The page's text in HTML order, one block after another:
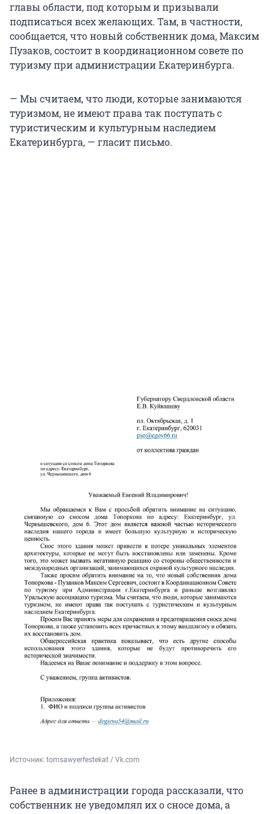
главы области, под которым и призывали
подписаться всех желающих. Там, в частности,
сообщается, что новый собственник дома, Максим
Пузаков, состоит в координационном совете по
туризму при администрации Екатеринбурга.
— Мы считаем, что люди, которые занимаются
туризмом, не имеют права так поступать с
туристическим и культурным наследием
Екатеринбурга, — гласит письмо.
Источник: tomsawyerfestekat / Vk.com
Ранее в администрации города рассказали, что
собственник не уведомлял их о сносе дома, а